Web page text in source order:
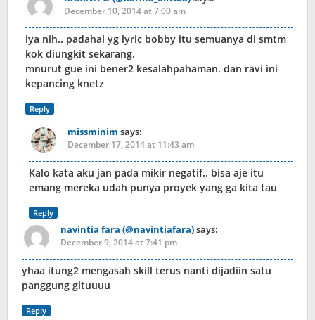
December 10, 2014 at 7:00 am
iya nih.. padahal yg lyric bobby itu semuanya di smtm
kok diungkit sekarang.
mnurut gue ini bener2 kesalahpahaman. dan ravi ini
kepancing knetz
Reply
missminim says:
December 17, 2014 at 11:43 am
Kalo kata aku jan pada mikir negatif.. bisa aje itu
emang mereka udah punya proyek yang ga kita tau
Reply
navintia fara (@navintiafara)says:
December 9, 2014 at 7:41 pm
yhaa itung2 mengasah skill terus nanti dijadiin satu
panggung gituuuu
Reply